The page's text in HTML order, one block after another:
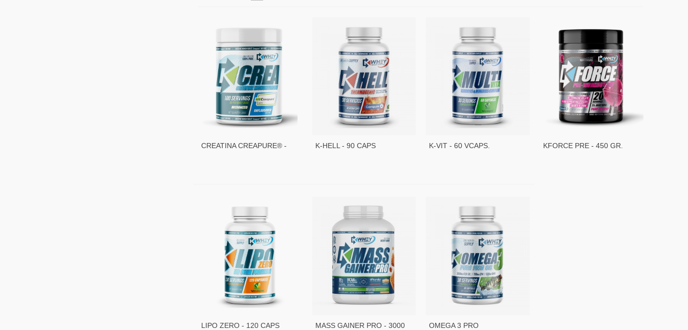
CREATINA CREAPURE® -
K-HELL - 90 CAPS K-VIT - 60 VCAPS. KFORCE PRE - 450 GR.
LIPO ZERO - 120 CAPS
MASS GAINER PRO - 3000
OMEGA 3 PRO